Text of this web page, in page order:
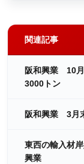
関連記事
阪和興業 10月
3000トン
阪和興業 3月
東西の輸入材
興業